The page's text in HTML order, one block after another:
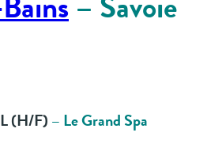
(H/F) – Le Grand Spa